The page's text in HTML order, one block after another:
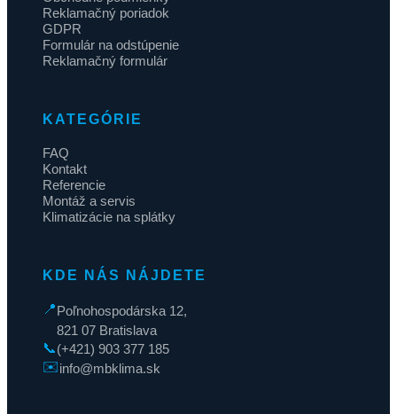
Reklamačný poriadok
GDPR
Formulár na odstúpenie
Reklamačný formulár
KATEGÓRIE
FAQ
Kontakt
Referencie
Montáž a servis
Klimatizácie na splátky
KDE NÁS NÁJDETE
📍Poľnohospodárska 12,
821 07 Bratislava
📞(+421) 903 377 185
✉️info@mbklima.sk